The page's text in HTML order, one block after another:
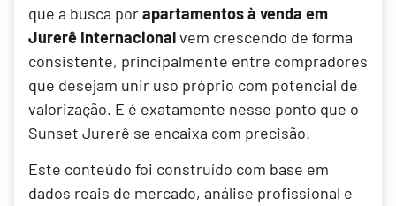
que a busca porapartamentos à venda em
Jurerê Internacionalvem crescendo de forma
consistente, principalmente entre compradores
que desejam unir uso próprio com potencial de
valorização. E é exatamente nesse ponto que o
Sunset Jurerê se encaixa com precisão.
Este conteúdo foi construído com base em
dados reais de mercado, análise profissional e